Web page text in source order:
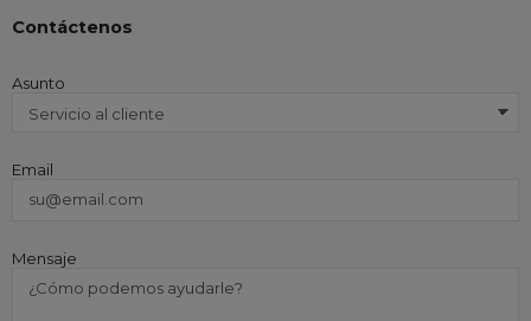
Contáctenos
Asunto
Email
Mensaje